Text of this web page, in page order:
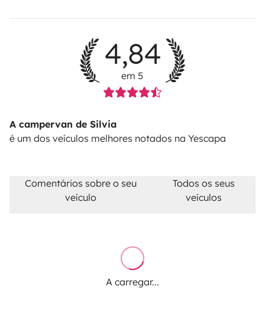
4,84
em 5
A campervan de Silvia
é um dos veículos melhores notados na Yescapa
Comentários sobre o seu
veículo
Todos os seus
veículos
A carregar...